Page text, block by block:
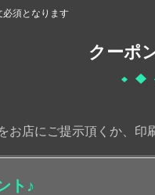
必須となります
クーポ
お店にご提示頂くか、印
ト♪